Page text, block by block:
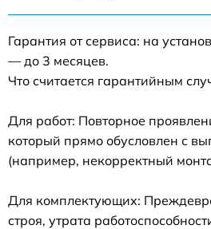
Гарантия от сервиса: на
— до 3 месяцев.
Что считается гарантийным
Для работ: Повторное
который прямо обусловлен с
(например, некорректный
Для комплектующих:
строя, утрата